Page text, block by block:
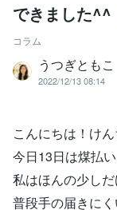
できました^^
コラム
うつぎとも
2022/12/13 08:14
こんにちは！け
今日13日は煤払
私はほんの少し
普段手の届きに